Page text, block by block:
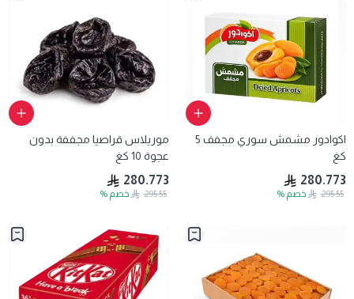
اكوادور مشمش سوري مجفف 5
كغ
280.773
295.55 خصم %
موريلاس قراصيا مجففة بدون
عجوة 10 كغ
280.773
295.55 خصم %